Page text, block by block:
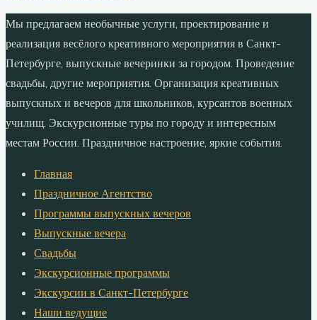
Мы предлагаем необычные услуги, проектирование и
реализация весёлого креативного мероприятия в Санкт-
Петербурге, выпускные вечеринки за городом. Проведение
свадьбы, другие мероприятия. Организация креативных
выпускных и вечеров для школьников, курсантов военных
училищ. Экскурсионные туры по городу и интересным
местам России. Праздничное настроение, яркие события.
Главная
Праздничное Агентство
Программы выпускных вечеров
Выпускные вечера
Свадьбы
Экскурсионные программы
Экскурсии в Санкт-Петербурге
Наши ведущие